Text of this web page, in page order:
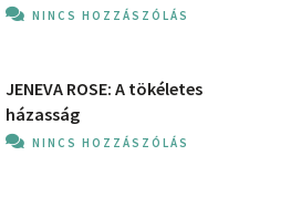
NINCS HOZZÁSZÓLÁS
JENEVA ROSE: A ​tökéletes
házasság
NINCS HOZZÁSZÓLÁS